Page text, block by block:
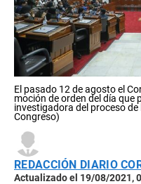
El pasado 12 de agosto el
moción de orden del día que
investigadora del proceso
Congreso)
REDACCIÓN DIARIO
Actualizado el 19/08/2021,